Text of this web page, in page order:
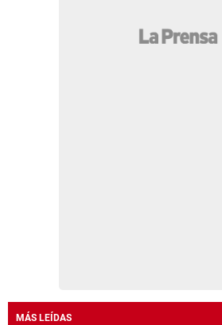
MÁS LEÍDAS